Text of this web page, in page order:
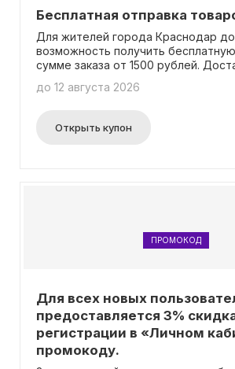
Бесплатная отправка
Для жителей города Краснодар
возможность получить
сумме заказа от 1500 рублей.
понедельника по субботу с 10:00 до
города. В случае заказа на сумму
указанного порога, стоимость
до 12 августа 2026
Открыть купон
ПРОМОКОД
Для всех новых
предоставляется 3%
регистрации в «Личном
промокоду.